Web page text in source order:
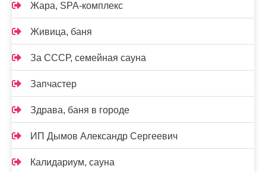
Жара, SPA-комплекс
Живица, баня
За СССР, семейная сауна
Запчастер
Здрава, баня в городе
ИП Дымов Александр Сергеевич
Калидариум, сауна